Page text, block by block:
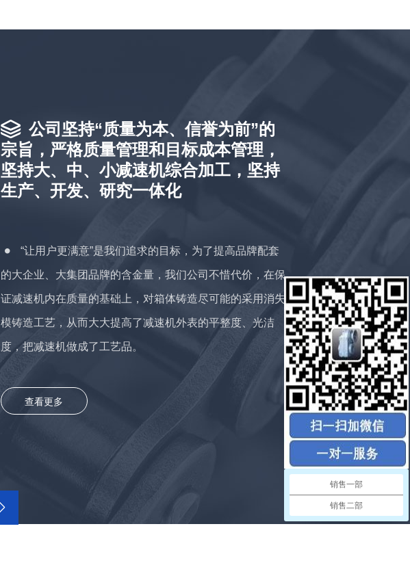
公司坚持“质量为本、信誉为前”的
宗旨，严格质量管理和目标成本管理，
坚持大、中、小减速机综合加工，坚持
生产、开发、研究一体化
“让用户更满意”是我们追求的目标，为了提高品牌配套
的大企业、大集团品牌的含金量，我们公司不惜代价，在保
证减速机内在质量的基础上，对箱体铸造尽可能的采用消失
模铸造工艺，从而大大提高了减速机外表的平整度、光洁
度，把减速机做成了工艺品。
查看更多
销售一部
销售二部